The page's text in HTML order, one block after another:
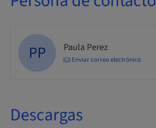
PP Paula Perez
Enviar correo electrónico
Descargas